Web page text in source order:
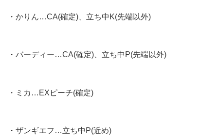
・かりん…CA(確定)、立ち中K(先端以外)
・バーディー…CA(確定)、立ち中P(先端以外)
・ミカ…EXピーチ(確定)
・ザンギエフ…立ち中P(近め)